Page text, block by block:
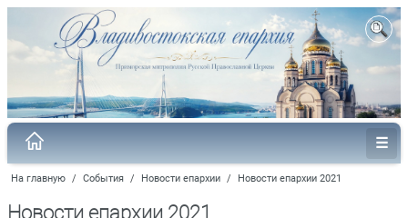
На главную / События / Новости епархии / Новости епархии 2021
Новости епархии 2021